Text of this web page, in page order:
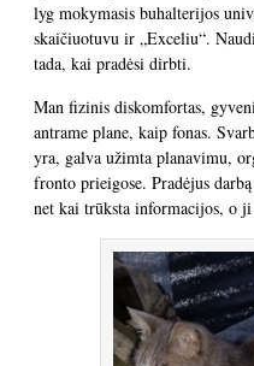
lyg mokymasis buhalterijos
skaičiuotuvu ir „Exceliu“.
tada, kai pradėsi dirbti.
Man fizinis diskomfortas,
antrame plane, kaip fonas.
yra, galva užimta planavimu,
fronto prieigose. Pradėjus
net kai trūksta informacijos, o